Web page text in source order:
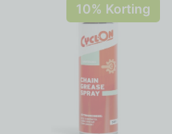
10% Korting